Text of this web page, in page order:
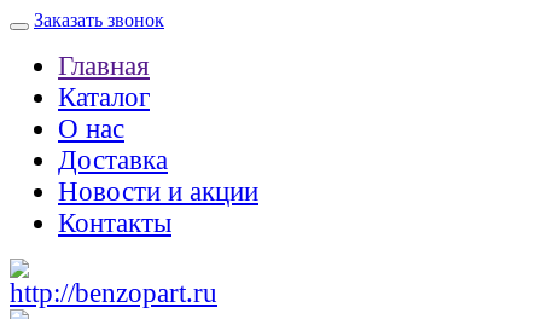
Заказать звонок
Главная
Каталог
О нас
Доставка
Новости и акции
Контакты